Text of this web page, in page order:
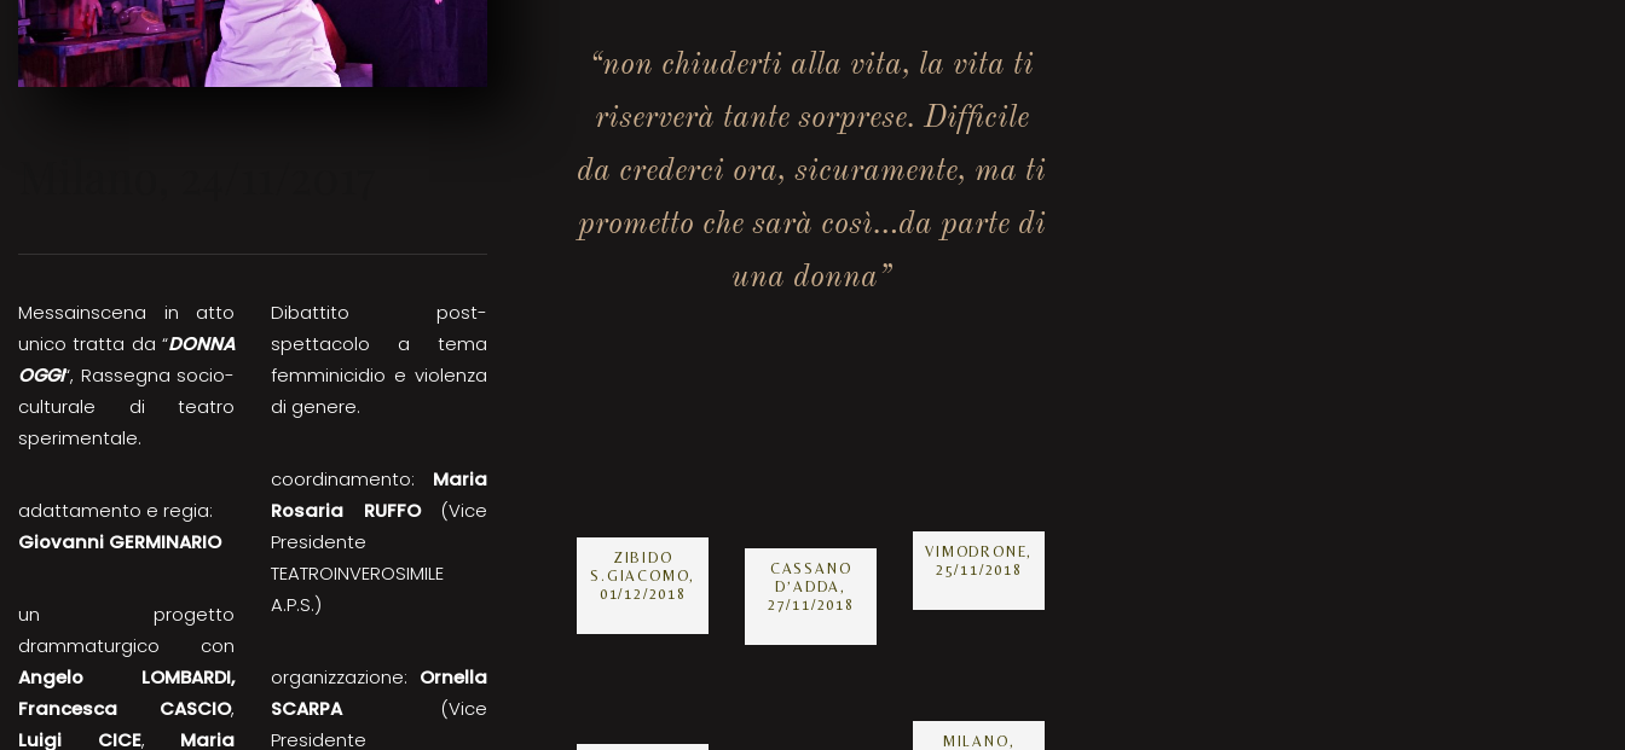
Messainscena in atto
unico tratta da “DONNA
OGGI“, Rassegna socio-
culturale di teatro
sperimentale.
adattamento e regia:
Giovanni GERMINARIO
un progetto
drammaturgico con
Angelo LOMBARDI,
Francesca CASCIO,
Luigi CICE, Maria
Dibattito post-
spettacolo a tema
femminicidio e violenza
di genere.
coordinamento: Maria
Rosaria RUFFO (Vice
Presidente
TEATROINVEROSIMILE
A.P.S.)
organizzazione: Ornella
SCARPA(Vice
Presidente
“non chiuderti alla vita, la vita ti
riserverà tante sorprese. Difficile
da crederci ora, sicuramente, ma ti
prometto che sarà così…da parte di
una donna”
ZIBIDO
S.GIACOMO,
01/12/2018
CASSANO
D’ADDA,
27/11/2018
VIMODRONE,
25/11/2018
MILANO,